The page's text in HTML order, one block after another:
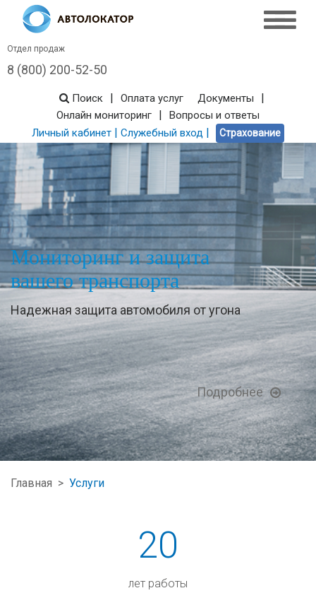
Отдел продаж
8 (800) 200-52-50
Поиск | Оплата услуг Документы |
Онлайн мониторинг |
Вопросы и ответы
Личный кабинет | Служебный вход | Страхование
Мониторинг и защита
вашего транспорта
Надежная защита автомобиля от угона
Подробнее
Главная > Услуги
20
лет работы